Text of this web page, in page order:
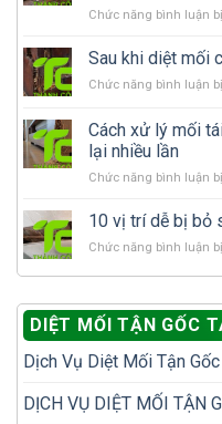
Chức năng bình luận
Sau khi diệt mối
Chức năng bình luận
Cách xử lý mối
lại nhiều lần
Chức năng bình luận
10 vị trí dễ bị bỏ
Chức năng bình luận
DIỆT MỐI TẬN GỐC
Dịch Vụ Diệt Mối Tận
DỊCH VỤ DIỆT MỐI TẬN